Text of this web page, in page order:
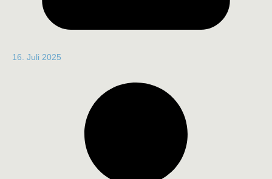
16. Juli 2025